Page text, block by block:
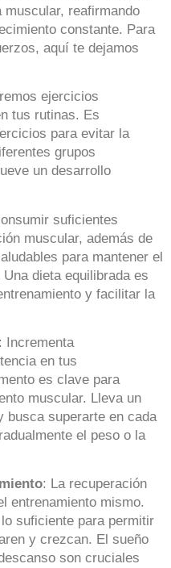
muscular, reafirmando
constante. Para
aquí te dejamos
ejercicios
tus rutinas. Es
para evitar la
grupos
un desarrollo
suficientes
muscular, además de
para mantener el
dieta equilibrada es
y facilitar la
Incrementa
en tus
es clave para
muscular. Lleva un
busca superarte en cada
el peso o la
: La recuperación
entrenamiento mismo.
suficiente para permitir
y crezcan. El sueño
son cruciales